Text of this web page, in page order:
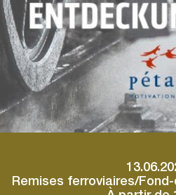
Remises ferroviaires/